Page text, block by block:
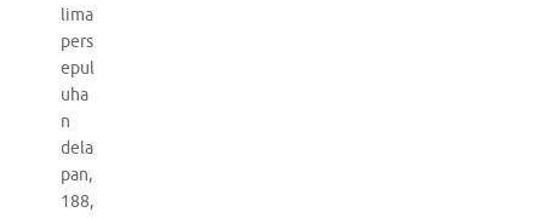
lima
pers
epul
uha
n
dela
pan,
188,